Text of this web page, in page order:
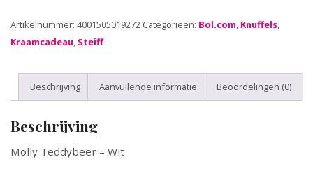
Artikelnummer: 4001505019272 Categorieën: Bol.com, Knuffels,
Kraamcadeau, Steiff
Beschrijving Aanvullende informatie Beoordelingen (0)
Beschrijving
Molly Teddybeer – Wit